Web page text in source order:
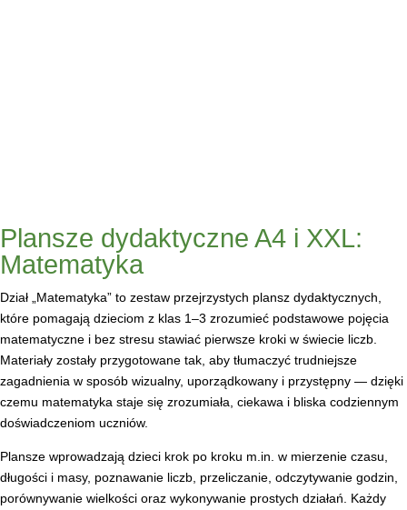
Plansze dydaktyczne A4 i XXL:
Matematyka
Dział „Matematyka” to zestaw przejrzystych plansz dydaktycznych,
które pomagają dzieciom z klas 1–3 zrozumieć podstawowe pojęcia
matematyczne i bez stresu stawiać pierwsze kroki w świecie liczb.
Materiały zostały przygotowane tak, aby tłumaczyć trudniejsze
zagadnienia w sposób wizualny, uporządkowany i przystępny — dzięki
czemu matematyka staje się zrozumiała, ciekawa i bliska codziennym
doświadczeniom uczniów.
Plansze wprowadzają dzieci krok po kroku m.in. w mierzenie czasu,
długości i masy, poznawanie liczb, przeliczanie, odczytywanie godzin,
porównywanie wielkości oraz wykonywanie prostych działań. Każdy